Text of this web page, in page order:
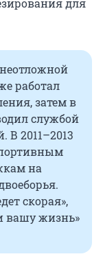
для
работал
затем в
службой
В 2011–2013
на
скорая»,
вашу жизнь»